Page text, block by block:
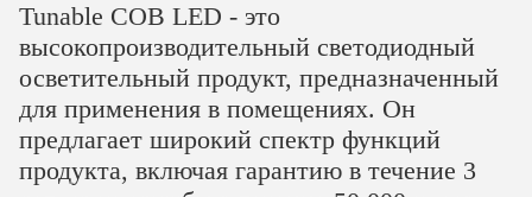
Tunable COB LED - это
высокопроизводительный светодиодный
осветительный продукт, предназначенный
для применения в помещениях. Он
предлагает широкий спектр функций
продукта, включая гарантию в течение 3